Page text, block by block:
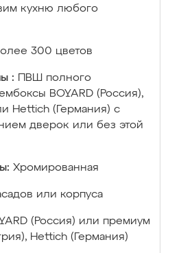
кухню любого
300 цветов
:
ПВШ полного
BOYARD (Россия),
Hettich (Германия) с
дверок или без этой
Хромированная
или корпуса
(Россия) или премиум
Hettich (Германия)